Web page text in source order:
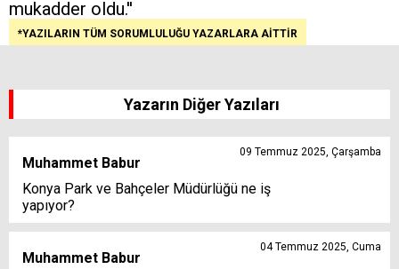
mukadder oldu.''
*YAZILARIN TÜM SORUMLULUĞU YAZARLARA AİTTİR
Yazarın Diğer Yazıları
Muhammet Babur
Konya Park ve Bahçeler Müdürlüğü ne iş
yapıyor?
09 Temmuz 2025, Çarşamba
Muhammet Babur
04 Temmuz 2025, Cuma